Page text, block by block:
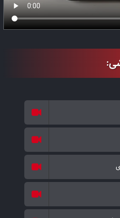
زمان‌دار برای کاربران با سطوح
سرایدار و کارمندان با بازه‌های
جمله امکانات
به شمار می‌روند. قفل هوشمند ALOCK مدل +P60 دارای اسکنر اثر